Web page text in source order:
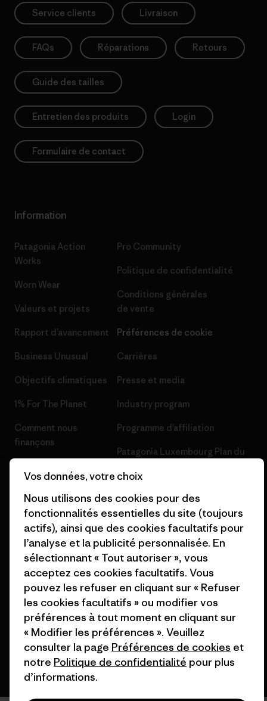
Service clients Livraison
FAQs Réparations Retours
Guide des tailles
Entretien des produits Login
Formulaire de contact
Information
Patagonia Action
Works
Worn Wear
Valeurs et projets
Rapport d’avancement
Business Unusual
Objectifs climatiques
1% For The Planet
Comment nous
finançons
Pro Community
Politique de confidentialité
Conditions générales
de vente
Préférences de cookie
Carrières
Presse et media
Industry program
Programme d’affiliation
Patagonia Luxembourg Plan du
français
Vos données, votre choix
Nous utilisons des cookies pour des
fonctionnalités essentielles du site (toujours
actifs), ainsi que des cookies facultatifs pour
l’analyse et la publicité personnalisée. En
sélectionnant « Tout autoriser », vous
acceptez ces cookies facultatifs. Vous
pouvez les refuser en cliquant sur « Refuser
les cookies facultatifs » ou modifier vos
préférences à tout moment en cliquant sur
« Modifier les préférences ». Veuillez
consulter la page Préférences de cookies et
notre Politique de confidentialité pour plus
d’informations.